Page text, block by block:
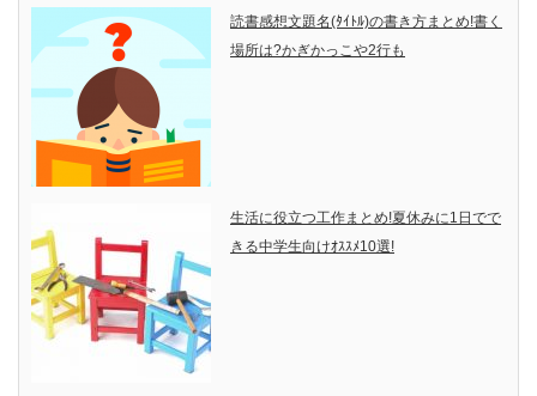
読書感想文題名(ﾀｲﾄﾙ)の書き方まとめ!書く
場所は?かぎかっこや2行も
生活に役立つ工作まとめ!夏休みに1日でで
きる中学生向けｵｽｽﾒ10選!